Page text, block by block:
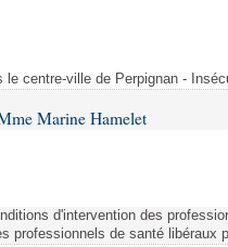
le centre-ville de Perpignan -
Marine Hamelet
d'intervention des
professionnels de santé libéraux